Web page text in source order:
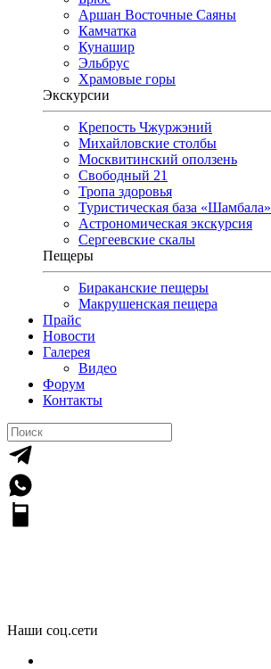
Аршан Восточные Саяны
Камчатка
Кунашир
Эльбрус
Храмовые горы
Экскурсии
Крепость Чжуржэний
Михайловские столбы
Москвитинский оползень
Свободный 21
Тропа здоровья
Туристическая база «Шамбала»
Астрономическая экскурсия
Сергеевские скалы
Пещеры
Бираканские пещеры
Макрушенская пещера
Прайс
Новости
Галерея
Видео
Форум
Контакты
Наши соц.сети